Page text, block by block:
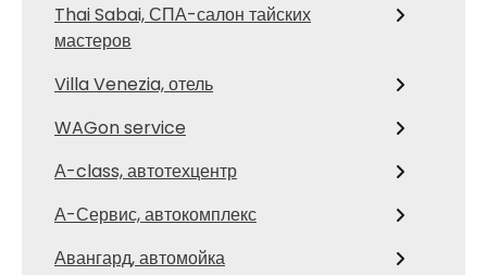
Thai Sabai, СПА-салон тайских
мастеров
Villa Venezia, отель
WAGon service
А-class, автотехцентр
А-Сервис, автокомплекс
Авангард, автомойка